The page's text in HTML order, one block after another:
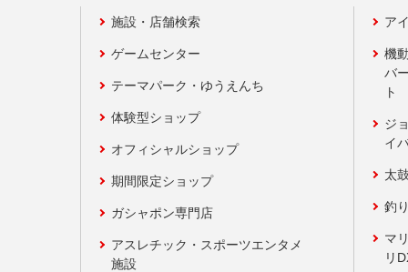
施設・店舗検索
ゲームセンター
テーマパーク・ゆうえんち
体験型ショップ
オフィシャルショップ
期間限定ショップ
ガシャポン専門店
アスレチック・スポーツエンタメ
施設
ア
機
バ
ト
ジ
イ
太
釣
マ
リ